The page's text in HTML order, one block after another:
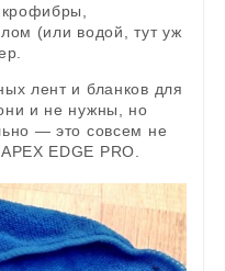
(или водой, тут уж
лент и бланков для
и не нужны, но
— это совсем не
EDGE PRO.